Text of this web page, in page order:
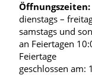
Öffnungszeiten:
dienstags –
samstags und
an Feiertagen
Feiertage
geschlossen am: